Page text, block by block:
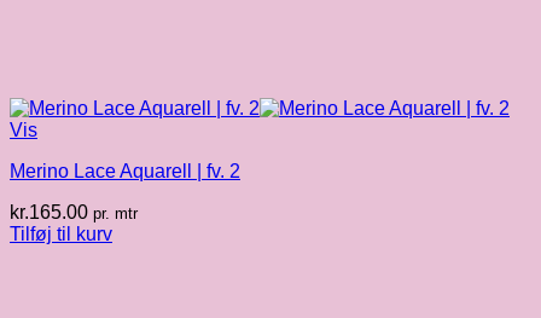
Vis
Merino Lace Aquarell | fv. 2
kr.165.00 pr. mtr
Tilføj til kurv